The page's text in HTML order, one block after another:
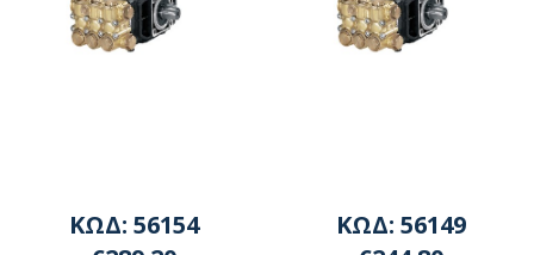
ΚΩΔ: 56154
ΚΩΔ: 56149